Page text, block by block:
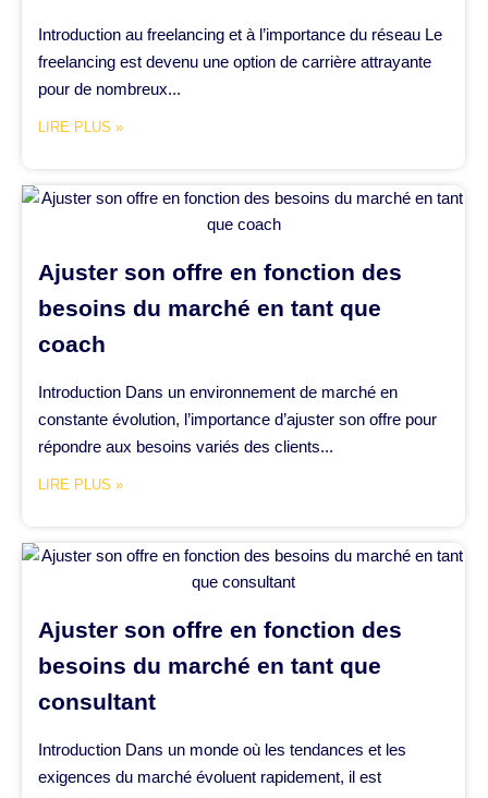
Introduction au freelancing et à l’importance du réseau Le
freelancing est devenu une option de carrière attrayante
pour de nombreux...
LIRE PLUS »
Ajuster son offre en fonction des
besoins du marché en tant que
coach
Introduction Dans un environnement de marché en
constante évolution, l’importance d’ajuster son offre pour
répondre aux besoins variés des clients...
LIRE PLUS »
Ajuster son offre en fonction des
besoins du marché en tant que
consultant
Introduction Dans un monde où les tendances et les
exigences du marché évoluent rapidement, il est